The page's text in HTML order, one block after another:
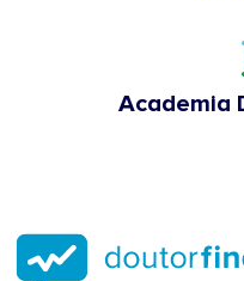
Academia